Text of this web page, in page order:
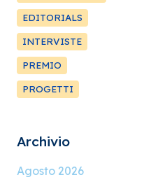
EDITORIALS
INTERVISTE
PREMIO
PROGETTI
Archivio
Agosto 2026